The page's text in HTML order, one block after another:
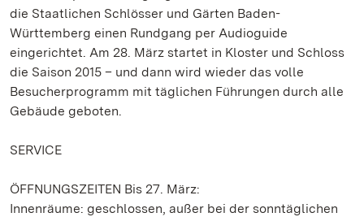
die Staatlichen Schlösser und Gärten Baden-
Württemberg einen Rundgang per Audioguide
eingerichtet. Am 28. März startet in Kloster und Schloss
die Saison 2015 – und dann wird wieder das volle
Besucherprogramm mit täglichen Führungen durch alle
Gebäude geboten.
SERVICE
ÖFFNUNGSZEITEN Bis 27. März:
Innenräume: geschlossen, außer bei der sonntäglichen